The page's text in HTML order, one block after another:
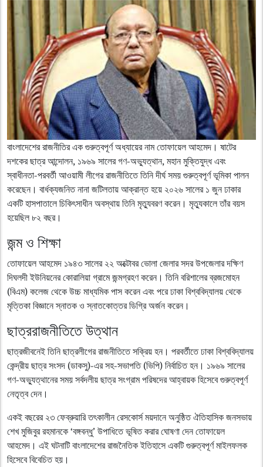
বাংলাদেশের রাজনীতির এক গুরুত্বপূর্ণ অধ্যায়ের নাম তোফায়েল আহমেদ। ষাটের
দশকের ছাত্র আন্দোলন, ১৯৬৯ সালের গণ-অভ্যুত্থান, মহান মুক্তিযুদ্ধ এবং
স্বাধীনতা-পরবর্তী আওয়ামী লীগের রাজনীতিতে তিনি দীর্ঘ সময় গুরুত্বপূর্ণ ভূমিকা পালন
করেছেন। বার্ধক্যজনিত নানা জটিলতায় আক্রান্ত হয়ে ২০২৬ সালের ১ জুন ঢাকার
একটি হাসপাতালে চিকিৎসাধীন অবস্থায় তিনি মৃত্যুবরণ করেন। মৃত্যুকালে তাঁর বয়স
হয়েছিল ৮২ বছর।
জন্ম ও শিক্ষা
তোফায়েল আহমেদ ১৯৪৩ সালের ২২ অক্টোবর ভোলা জেলার সদর উপজেলার দক্ষিণ
দিঘলদী ইউনিয়নের কোরালিয়া গ্রামে জন্মগ্রহণ করেন। তিনি বরিশালের ব্রজমোহন
(বিএম) কলেজ থেকে উচ্চ মাধ্যমিক পাস করেন এবং পরে ঢাকা বিশ্ববিদ্যালয় থেকে
মৃত্তিকা বিজ্ঞানে স্নাতক ও স্নাতকোত্তর ডিগ্রি অর্জন করেন।
ছাত্ররাজনীতিতে উত্থান
ছাত্রজীবনেই তিনি ছাত্রলীগের রাজনীতিতে সক্রিয় হন। পরবর্তীতে ঢাকা বিশ্ববিদ্যালয়
কেন্দ্রীয় ছাত্র সংসদ (ডাকসু)-এর সহ-সভাপতি (ভিপি) নির্বাচিত হন। ১৯৬৯ সালের
গণ-অভ্যুত্থানের সময় সর্বদলীয় ছাত্র সংগ্রাম পরিষদের আহ্বায়ক হিসেবে গুরুত্বপূর্ণ
নেতৃত্ব দেন।
একই বছরের ২৩ ফেব্রুয়ারি তৎকালীন রেসকোর্স ময়দানে অনুষ্ঠিত ঐতিহাসিক জনসভায়
শেখ মুজিবুর রহমানকে ‘বঙ্গবন্ধু’ উপাধিতে ভূষিত করার ঘোষণা দেন তোফায়েল
আহমেদ। এই ঘটনাটি বাংলাদেশের রাজনৈতিক ইতিহাসে একটি গুরুত্বপূর্ণ মাইলফলক
হিসেবে বিবেচিত হয়।